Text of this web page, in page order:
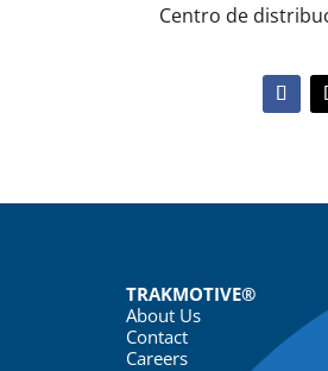
Centro de
TRAKMOTIVE®
About Us
Contact
Careers